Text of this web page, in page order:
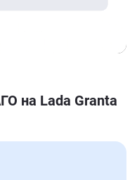
на Lada Granta